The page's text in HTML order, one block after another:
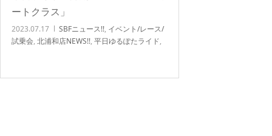
ートクラス」
2023.07.17 SBFニュース!!, イベント/レース/
試乗会, 北浦和店NEWS!!, 平日ゆるぽたライド,